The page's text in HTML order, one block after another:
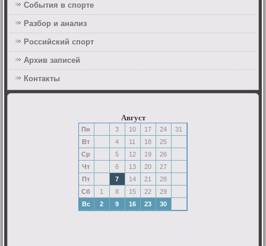
События в спорте
Разбор и анализ
Российский спорт
Архив записей
Контакты
Август
Пн 3 10 17 24
31
Вт
4 11 18
25
Ср
5 12 19
26
Чт
6 13 20
27
Пт
7 14 21
28
Сб
1 8 15 22
29
Вс
2 9 16 23 30